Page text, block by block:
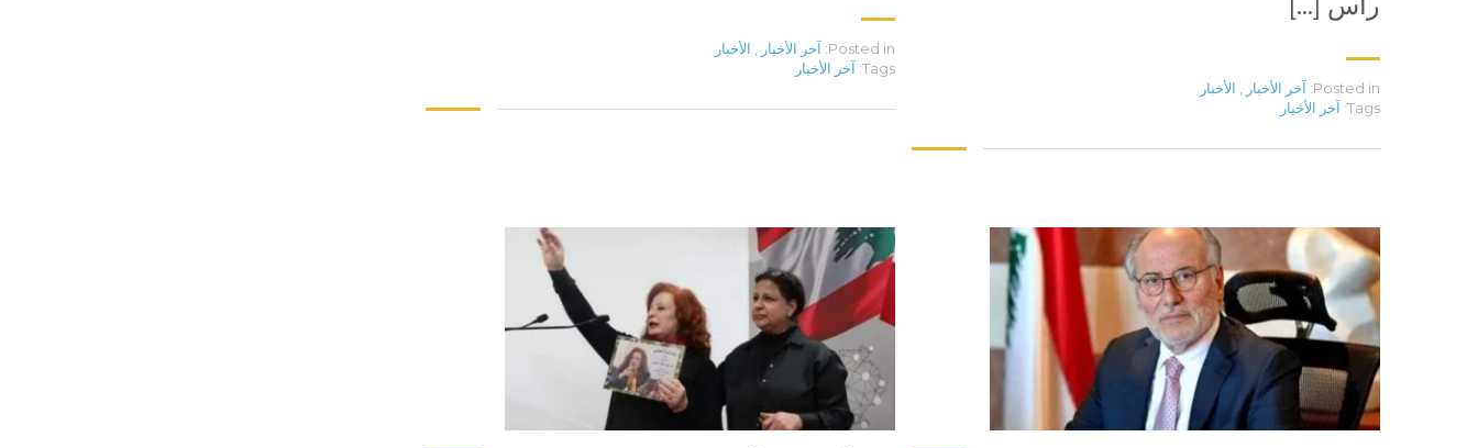
Posted in: آخر الأخبار
الأخبار
Tags: آخر الأخبار
Posted in: آخر الأخبار
الأخبار
Tags: آخر الأخبار